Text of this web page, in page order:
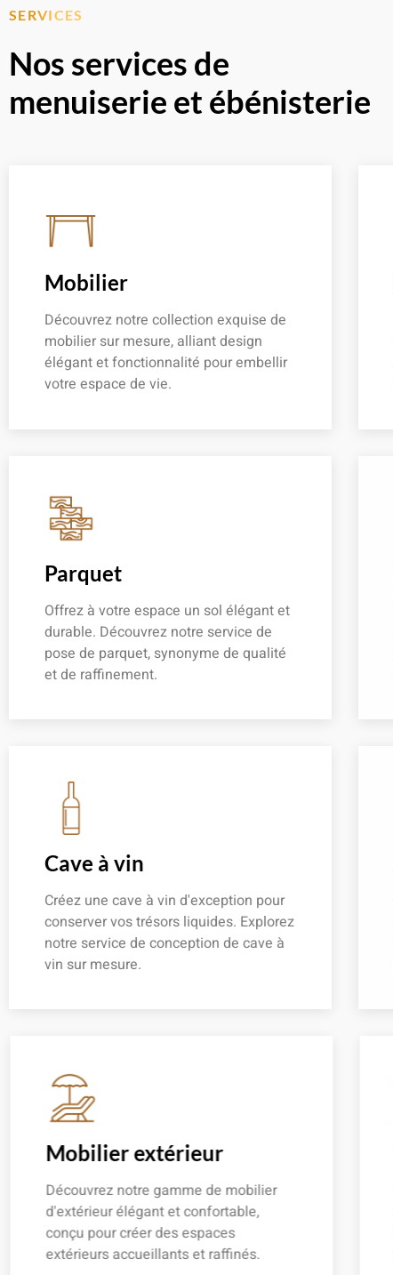
SERVICES
Nos services de
menuiserie et ébénisterie
Mobilier
Découvrez notre collection exquise de
mobilier sur mesure, alliant design
élégant et fonctionnalité pour embellir
votre espace de vie.
Parquet
Offrez à votre espace un sol élégant et
durable. Découvrez notre service de
pose de parquet, synonyme de qualité
et de raffinement.
Cave à vin
Créez une cave à vin d'exception pour
conserver vos trésors liquides. Explorez
notre service de conception de cave à
vin sur mesure.
Mobilier extérieur
Découvrez notre gamme de mobilier
d'extérieur élégant et confortable,
conçu pour créer des espaces
extérieurs accueillants et raffinés.